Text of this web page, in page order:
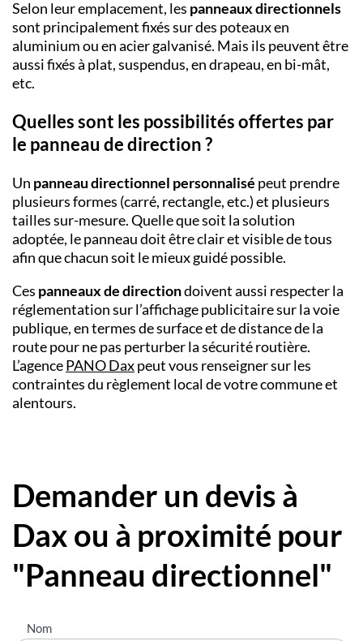
Selon leur emplacement, les panneaux directionnels
sont principalement fixés sur des poteaux en
aluminium ou en acier galvanisé. Mais ils peuvent être
aussi fixés à plat, suspendus, en drapeau, en bi-mât,
etc.
Quelles sont les possibilités offertes par
le panneau de direction ?
Un panneau directionnel personnalisé peut prendre
plusieurs formes (carré, rectangle, etc.) et plusieurs
tailles sur-mesure. Quelle que soit la solution
adoptée, le panneau doit être clair et visible de tous
afin que chacun soit le mieux guidé possible.
Ces panneaux de directiondoivent aussi respecter la
réglementation sur l’affichage publicitaire sur la voie
publique, en termes de surface et de distance de la
route pour ne pas perturber la sécurité routière.
L’agencePANODaxpeut vous renseigner sur les
contraintes du règlement local de votre commune et
alentours.
Demander un devis à
Dax ou à proximité pour
"Panneau directionnel"
Nous
Nom